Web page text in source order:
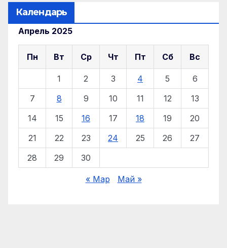
Календарь
Апрель 2025
Пн Вт Ср Чт Пт Сб Вс
1 2 3 4 5
6
7
8 9 10 11 12
13
14
15 16 17 18 19
20
21
22 23 24 25 26
27
28
29 30
« Мар Май »